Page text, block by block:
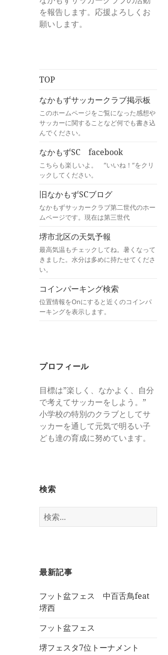
を報告します。応援よろしくお
願いします。
TOP
なかもずサッカークラブ掲示板
このホームページをご覧になった感想や
サッカーに関することなど何でも書き込
んでください。
なかもずSC facebook
こちらも楽しいよ。 ”いいね！”をクリ
ックしてください。
旧なかもずSCブログ
なかもずサッカークラブ第二世代のホー
ムページです。現在は第三世代
堺市北区の天気予報
最高気温もチェックしてね。暑くなって
きました。水分は多めに持たせてくださ
い。
コインパーキング検索
位置情報をOnにすると近くのコインパ
ーキングを表示します。
プロフィール
目標は”楽しく、なかよく、自分
で考えてサッカーをしよう。”
小学校の特別のクラブとしてサ
ッカーを通して元気で明るい子
ども達の育成に努めています。
検索
検
索:
最新記事
フット盆フェス 中百舌鳥feat
堺西
フット盆フェス
堺フェスタ7位トーナメント